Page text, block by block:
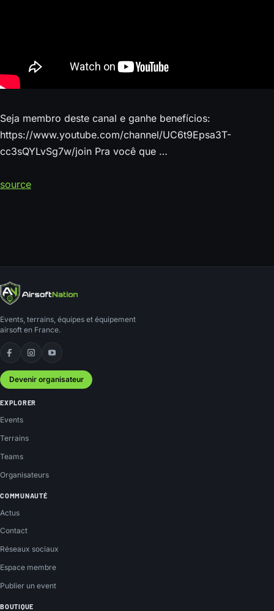
Seja membro deste canal e ganhe benefícios:
https://www.youtube.com/channel/UC6t9Epsa3T-
cc3sQYLvSg7w/join Pra você que …
source
Events, terrains, équipes et équipement
airsoft en France.
Facebook
Instagram
YouTube
Devenir organisateur
EXPLORER
Events
Terrains
Teams
Organisateurs
COMMUNAUTÉ
Actus
Contact
Réseaux sociaux
Espace membre
Publier un event
BOUTIQUE